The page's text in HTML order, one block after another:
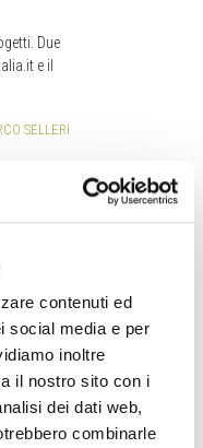
contenuti ed
social media e per
inoltre
il nostro sito con i
dei dati web,
combinarle
Due
e il
SELLERI